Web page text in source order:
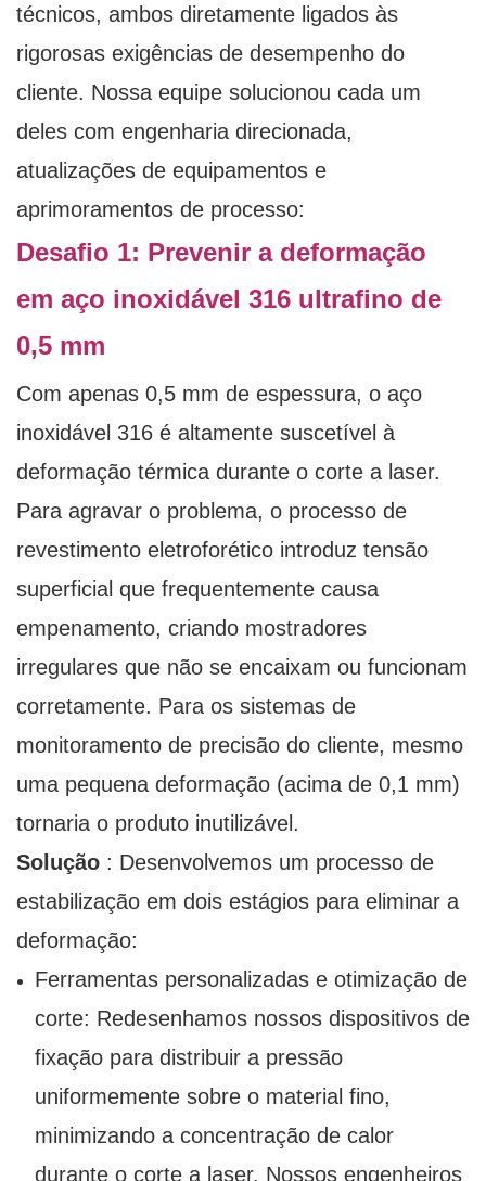
técnicos, ambos diretamente ligados às
rigorosas exigências de desempenho do
cliente. Nossa equipe solucionou cada um
deles com engenharia direcionada,
atualizações de equipamentos e
aprimoramentos de processo:
Desafio 1: Prevenir a deformação
em aço inoxidável 316 ultrafino de
0,5 mm
Com apenas 0,5 mm de espessura, o aço
inoxidável 316 é altamente suscetível à
deformação térmica durante o corte a laser.
Para agravar o problema, o processo de
revestimento eletroforético introduz tensão
superficial que frequentemente causa
empenamento, criando mostradores
irregulares que não se encaixam ou funcionam
corretamente. Para os sistemas de
monitoramento de precisão do cliente, mesmo
uma pequena deformação (acima de 0,1 mm)
tornaria o produto inutilizável.
Solução : Desenvolvemos um processo de
estabilização em dois estágios para eliminar a
deformação:
Ferramentas personalizadas e otimização de
corte: Redesenhamos nossos dispositivos de
fixação para distribuir a pressão
uniformemente sobre o material fino,
minimizando a concentração de calor
durante o corte a laser. Nossos engenheiros